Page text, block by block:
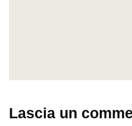
Lascia un